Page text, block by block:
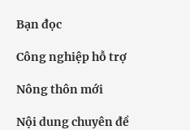
Bạn đọc
Công nghiệp hỗ trợ
Nông thôn mới
Nội dung chuyên đề